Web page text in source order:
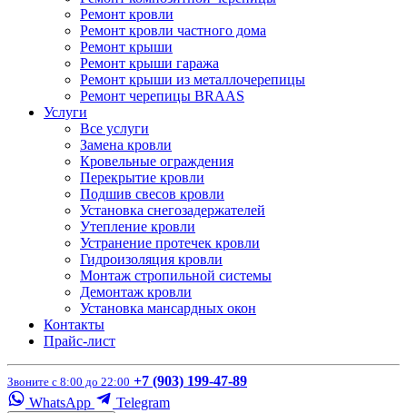
Ремонт кровли
Ремонт кровли частного дома
Ремонт крыши
Ремонт крыши гаража
Ремонт крыши из металлочерепицы
Ремонт черепицы BRAAS
Услуги
Все услуги
Замена кровли
Кровельные ограждения
Перекрытие кровли
Подшив свесов кровли
Установка снегозадержателей
Утепление кровли
Устранение протечек кровли
Гидроизоляция кровли
Монтаж стропильной системы
Демонтаж кровли
Установка мансардных окон
Контакты
Прайс-лист
Звоните с 8:00 до 22:00 +7 (903) 199-47-89
WhatsApp
Telegram